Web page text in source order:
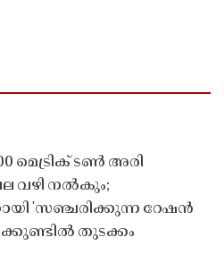
മെട്രിക് ടൺ അരി
നൽകും;
'സഞ്ചരിക്കുന്ന റേഷൻ
തുടക്കം